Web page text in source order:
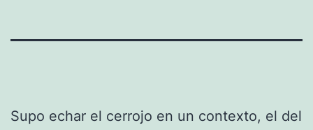
Supo echar el cerrojo en un contexto, el del